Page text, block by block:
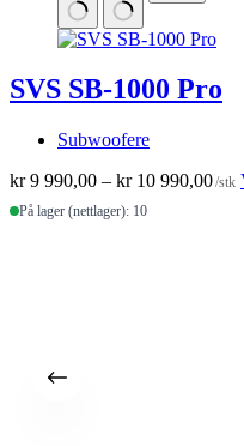
SVS SB-1000 Pro
Subwoofere
kr9 990,00 – kr10 990,00/stk
På lager (nettlager): 10